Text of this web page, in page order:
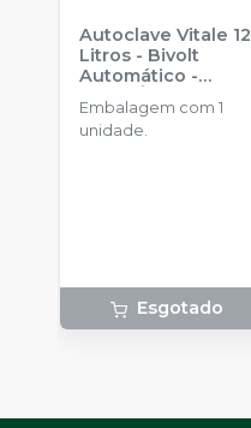
Autoclave Vitale 12
Litros - Bivolt
Automático -
CRISTÓFOLI
Embalagem com 1
unidade.
Esgotado